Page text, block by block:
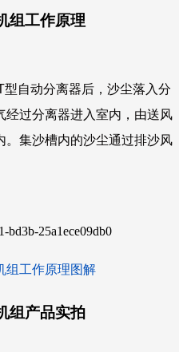
组工作原理
自动分离器后，沙尘落入分
经过分离器进入室内，由送风
。集沙槽内的沙尘通过排沙风
组工作原理图解
组产品实拍